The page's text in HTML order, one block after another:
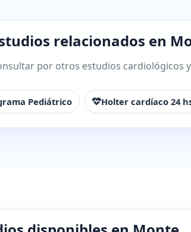
relacionados en
por otros estudios cardiológicos
Pediátrico Holter cardíaco 24